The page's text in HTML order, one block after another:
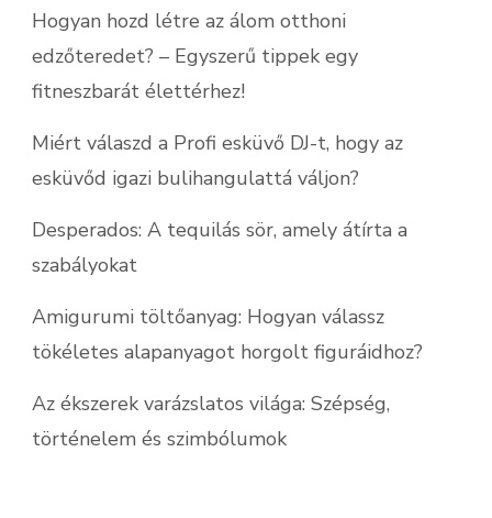
Hogyan hozd létre az álom otthoni
edzőteredet? – Egyszerű tippek egy
fitneszbarát élettérhez!
Miért válaszd a Profi esküvő DJ-t, hogy az
esküvőd igazi bulihangulattá váljon?
Desperados: A tequilás sör, amely átírta a
szabályokat
Amigurumi töltőanyag: Hogyan válassz
tökéletes alapanyagot horgolt figuráidhoz?
Az ékszerek varázslatos világa: Szépség,
történelem és szimbólumok